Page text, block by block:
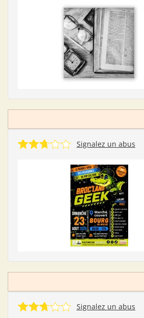
Signalez un abus
Signalez un abus